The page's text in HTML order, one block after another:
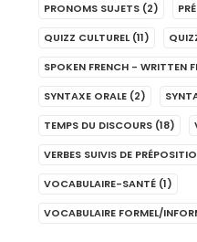
PRONOMS SUJETS (2)
QUIZZ CULTUREL (11)
SPOKEN FRENCH - WRITTEN
SYNTAXE ORALE (2)
TEMPS DU DISCOURS (18)
VERBES SUIVIS DE
VOCABULAIRE-SANTÉ (1)
VOCABULAIRE FORMEL/